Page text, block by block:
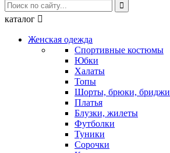

каталог 
Женская одежда
Спортивные костюмы
Юбки
Халаты
Топы
Шорты, брюки, бриджи
Платья
Блузки, жилеты
Футболки
Туники
Сорочки